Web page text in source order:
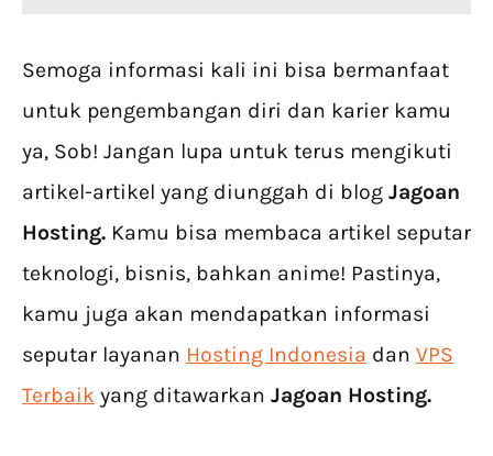
Semoga informasi kali ini bisa bermanfaat
untuk pengembangan diri dan karier kamu
ya, Sob! Jangan lupa untuk terus mengikuti
artikel-artikel yang diunggah di blog Jagoan
Hosting. Kamu bisa membaca artikel seputar
teknologi, bisnis, bahkan anime! Pastinya,
kamu juga akan mendapatkan informasi
seputar layanan Hosting Indonesia dan VPS
Terbaik yang ditawarkan Jagoan Hosting.